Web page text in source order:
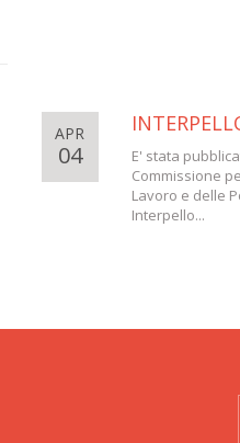
APR
04
E' stata
Commissione
Lavoro e delle
Interpello...